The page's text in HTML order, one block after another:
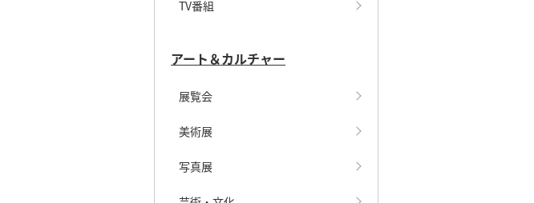
TV番組
アート＆カルチャー
展覧会
美術展
写真展